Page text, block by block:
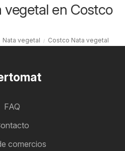
vegetal en Costco
Nata vegetal Costco Nata vegetal
FAQ
comercios